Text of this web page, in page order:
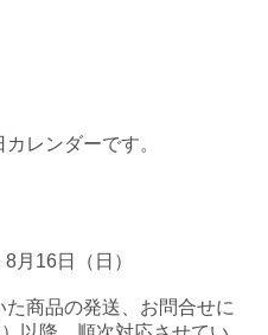
レンダーです。
月16日（日）
た商品の発送、お問合せに